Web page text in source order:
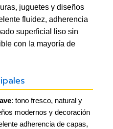
juguetes y diseños
fluidez, adherencia
superficial liso sin
con la mayoría de
: tono fresco, natural y
modernos y decoración
adherencia de capas,